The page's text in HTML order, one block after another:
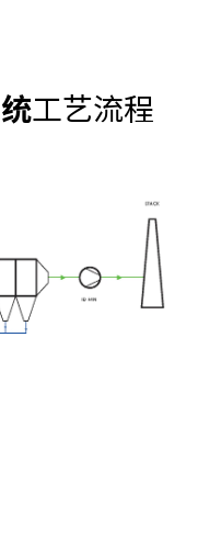
工艺流程